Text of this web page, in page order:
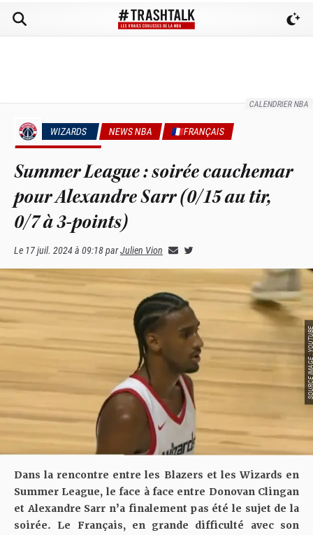
CALENDRIER NBA
WIZARDS NEWS NBA
🇫🇷FRANÇAIS
Summer League : soirée cauchemar
pour Alexandre Sarr (0/15 au tir,
0/7 à 3-points)
Le 17 juil. 2024 à 09:18parJulien Vion
SOURCE
Dans la rencontre entre les Blazers et les Wizards en
Summer League, le face à face entre Donovan Clingan
et Alexandre Sarr n’a finalement pas été le sujet de la
soirée. Le Français, en grande difficulté avec son